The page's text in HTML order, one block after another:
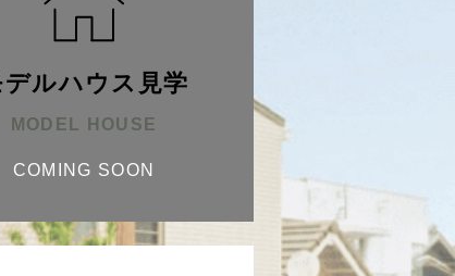
デルハウス見学
MODEL HOUSE
COMING SOON